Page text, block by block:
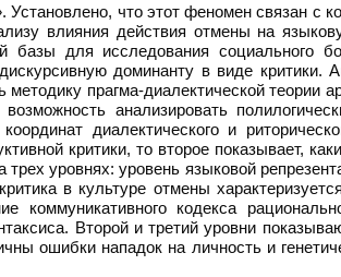
что этот феномен связан с
влияния действия отмены на
базы для исследования социального
доминанту в виде критики.
прагма-диалектической теории
анализировать
диалектического и
критики, то второе показывает,
уровнях: уровень языковой
в культуре отмены
коммуникативного кодекса
Второй и третий уровни
ошибки нападок на личность и